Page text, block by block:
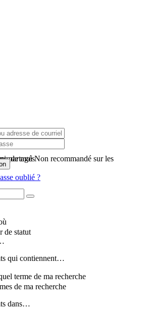
de moi
ordinateurs partagés
oublié ?
de statut
qui contiennent…
terme de ma recherche
de ma recherche
dans…